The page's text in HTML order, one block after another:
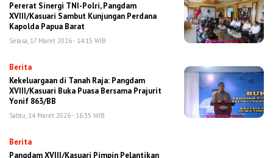
Pererat Sinergi TNI-Polri, Pangdam
XVIII/Kasuari Sambut Kunjungan Perdana
Kapolda Papua Barat
Selasa, 17 Maret 2026 - 14:15 WIB
Berita
Kekeluargaan di Tanah Raja: Pangdam
XVIII/Kasuari Buka Puasa Bersama Prajurit
Yonif 863/BB
Sabtu, 14 Maret 2026 - 16:35 WIB
Berita
Pangdam XVIII/Kasuari Pimpin Pelantikan